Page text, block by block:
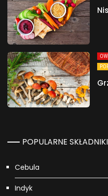
POPULARNE
Cebula
Indyk